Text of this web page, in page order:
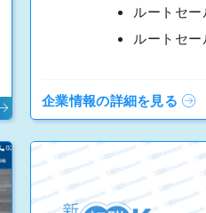
企業情報の詳細を見る